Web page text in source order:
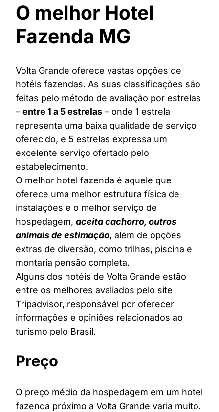
O melhor Hotel
Fazenda MG
Volta Grande oferece vastas opções de
hotéis fazendas. As suas classificações são
feitas pelo método de avaliação por estrelas
– entre 1 a 5 estrelas – onde 1 estrela
representa uma baixa qualidade de serviço
oferecido, e 5 estrelas expressa um
excelente serviço ofertado pelo
estabelecimento.
O melhor hotel fazenda é aquele que
oferece uma melhor estrutura física de
instalações e o melhor serviço de
hospedagem, aceita cachorro, outros
animais de estimação, além de opções
extras de diversão, como trilhas, piscina e
montaria pensão completa.
Alguns dos hotéis de Volta Grande estão
entre os melhores avaliados pelo site
Tripadvisor, responsável por oferecer
informações e opiniões relacionados ao
turismo pelo Brasil.
Preço
O preço médio da hospedagem em um hotel
fazenda próximo a Volta Grande varia muito.